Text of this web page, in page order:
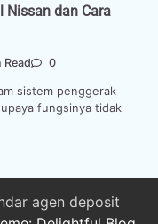
Nissan dan Cara
Read 0
sistem penggerak
fungsinya tidak
agen deposit